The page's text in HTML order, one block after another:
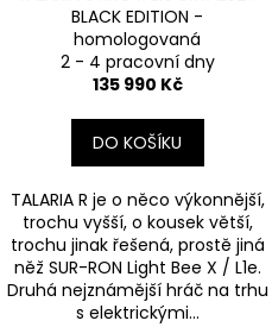
BLACK EDITION -
homologovaná
2 - 4 pracovní dny
135 990 Kč
DO KOŠÍKU
TALARIA R je o něco výkonnější,
trochu vyšší, o kousek větší,
trochu jinak řešená, prostě jiná
něž SUR-RON Light Bee X / L1e.
Druhá nejznámější hráč na trhu
s elektrickými...